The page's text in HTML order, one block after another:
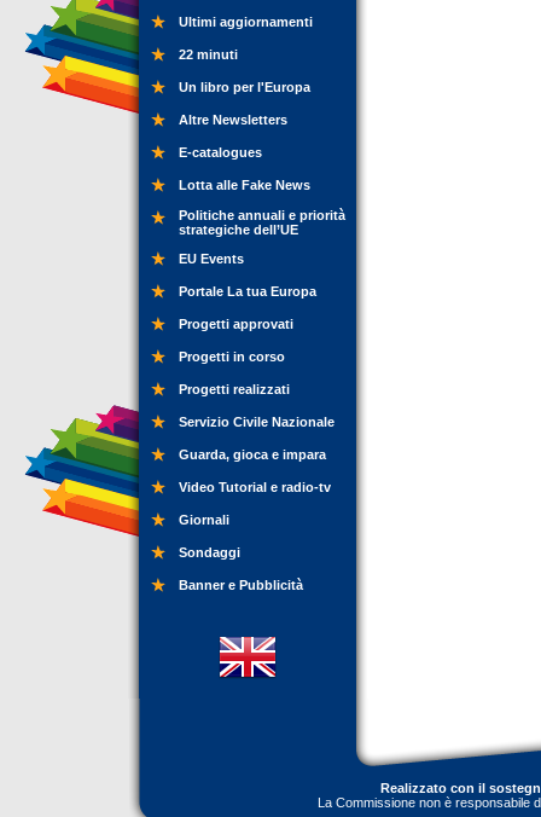
Ultimi aggiornamenti
22 minuti
Un libro per l'Europa
Altre Newsletters
E-catalogues
Lotta alle Fake News
Politiche annuali e priorità
strategiche dell’UE
EU Events
Portale La tua Europa
Progetti approvati
Progetti in corso
Progetti realizzati
Servizio Civile Nazionale
Guarda, gioca e impara
Video Tutorial e radio-tv
Giornali
Sondaggi
Banner e Pubblicità
Realizzato con il
La Commissione non è responsabile